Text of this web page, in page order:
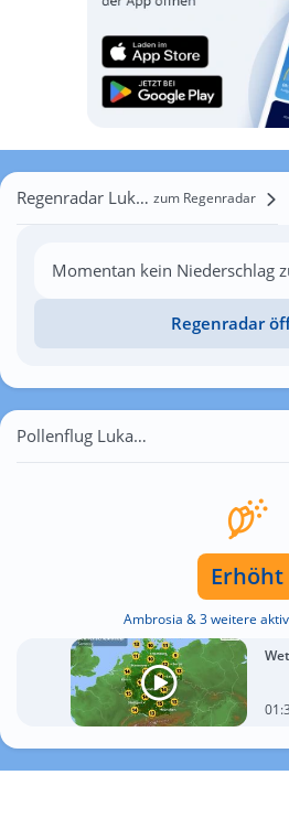
Regenradar Lukavitsa zum Regenradar
Momentan kein Niederschlag
Regenradar
Pollenflug Lukavitsa
Erhöht
Ambrosia & 3 weitere